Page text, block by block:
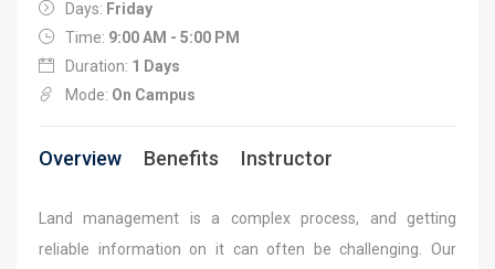
Days: Friday
Time: 9:00 AM - 5:00 PM
Duration: 1 Days
Mode: On Campus
Overview Benefits Instructor
Land management is a complex process, and getting
reliable information on it can often be challenging. Our